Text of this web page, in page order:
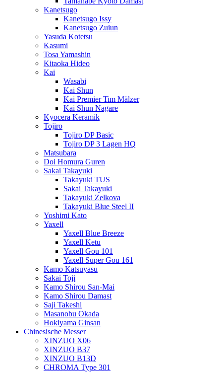
Kanetsugo
Kanetsugo Issy
Kanetsugo Zuiun
Yasuda Kotetsu
Kasumi
Tosa Yamashin
Kitaoka Hideo
Kai
Wasabi
Kai Shun
Kai Premier Tim Mälzer
Kai Shun Nagare
Kyocera Keramik
Tojiro
Tojiro DP Basic
Tojiro DP 3 Lagen HQ
Matsubara
Doi Homura Guren
Sakai Takayuki
Takayuki TUS
Sakai Takayuki
Takayuki Zelkova
Takayuki Blue Steel II
Yoshimi Kato
Yaxell
Yaxell Blue Breeze
Yaxell Ketu
Yaxell Gou 101
Yaxell Super Gou 161
Kamo Katsuyasu
Sakai Toji
Kamo Shirou San-Mai
Kamo Shirou Damast
Saji Takeshi
Masanobu Okada
Hokiyama Ginsan
Chinesische Messer
XINZUO X06
XINZUO B37
XINZUO B13D
CHROMA Type 301